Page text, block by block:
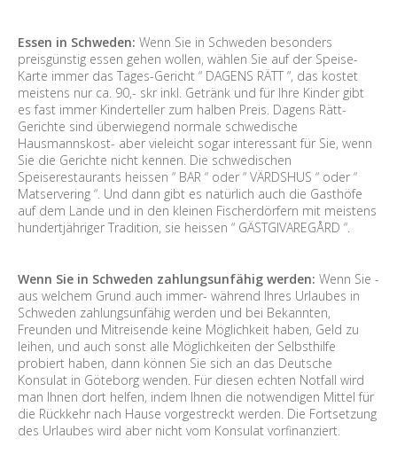
Essen in Schweden: Wenn Sie in Schweden besonders
preisgünstig essen gehen wollen, wählen Sie auf der Speise-
Karte immer das Tages-Gericht “ DAGENS RÄTT “, das kostet
meistens nur ca. 90,- skr inkl. Getränk und für Ihre Kinder gibt
es fast immer Kinderteller zum halben Preis. Dagens Rätt-
Gerichte sind überwiegend normale schwedische
Hausmannskost- aber vieleicht sogar interessant für Sie, wenn
Sie die Gerichte nicht kennen. Die schwedischen
Speiserestaurants heissen “ BAR “ oder “ VÄRDSHUS “ oder “
Matservering “. Und dann gibt es natürlich auch die Gasthöfe
auf dem Lande und in den kleinen Fischerdörfern mit meistens
hundertjähriger Tradition, sie heissen “ GÄSTGIVAREGÅRD “.
Wenn Sie in Schweden zahlungsunfähig werden: Wenn Sie -
aus welchem Grund auch immer- während Ihres Urlaubes in
Schweden zahlungsunfähig werden und bei Bekannten,
Freunden und Mitreisende keine Möglichkeit haben, Geld zu
leihen, und auch sonst alle Möglichkeiten der Selbsthilfe
probiert haben, dann können Sie sich an das Deutsche
Konsulat in Göteborg wenden. Für diesen echten Notfall wird
man Ihnen dort helfen, indem Ihnen die notwendigen Mittel für
die Rückkehr nach Hause vorgestreckt werden. Die Fortsetzung
des Urlaubes wird aber nicht vom Konsulat vorfinanziert.